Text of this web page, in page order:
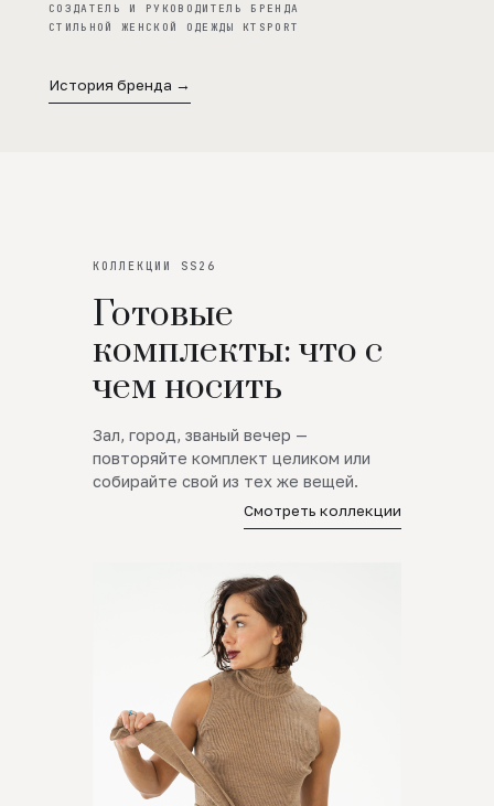
СОЗДАТЕЛЬ И РУКОВОДИТЕЛЬ БРЕНДА
СТИЛЬНОЙ ЖЕНСКОЙ ОДЕЖДЫ KTSPORT
История бренда →
КОЛЛЕКЦИИ SS26
Готовые
комплекты: что с
чем носить
Зал, город, званый вечер —
повторяйте комплект целиком или
собирайте свой из тех же вещей.
Смотреть коллекции